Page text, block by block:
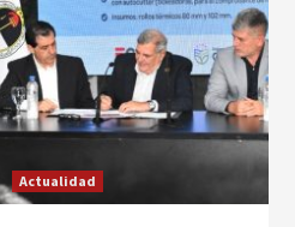
Actualidad